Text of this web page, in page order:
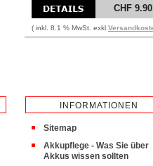
CHF 9.90
( inkl. 8.1 % MwSt. exkl.
INFORMATIONEN
Sitemap
Akkupflege - Was Sie über
Akkus wissen sollten